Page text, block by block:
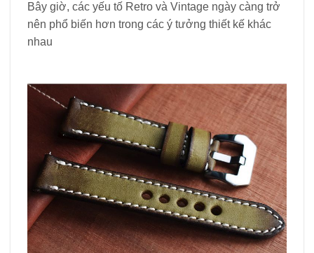
Bây giờ, các yếu tố Retro và Vin­tage ngày càng trở
nên phổ biến hơn trong các ý tưởng thiết kế khác
nhau